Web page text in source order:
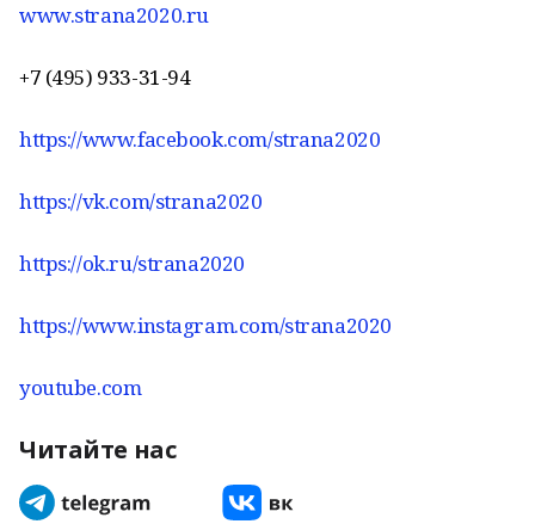
www.strana2020.ru
+7 (495) 933-31-94
https://www.facebook.com/strana2020
https://vk.com/strana2020
https://ok.ru/strana2020
https://www.instagram.com/strana2020
youtube.com
Читайте нас